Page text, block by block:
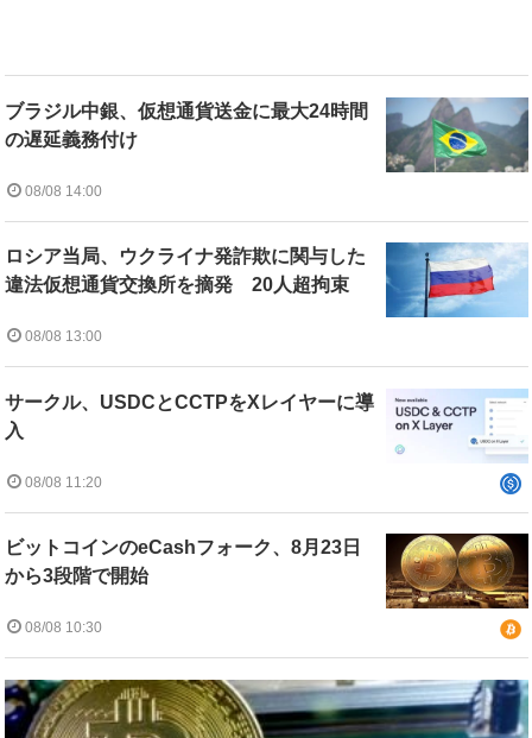
ブラジル中銀、仮想通貨送金に最大24時間
の遅延義務付け
08/08 14:00
ロシア当局、ウクライナ発詐欺に関与した
違法仮想通貨交換所を摘発 20人超拘束
08/08 13:00
サークル、USDCとCCTPをXレイヤーに導
入
08/08 11:20
ビットコインのeCashフォーク、8月23日
から3段階で開始
08/08 10:30